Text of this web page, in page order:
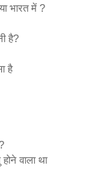
भारत में ?
है?
है
वाला था